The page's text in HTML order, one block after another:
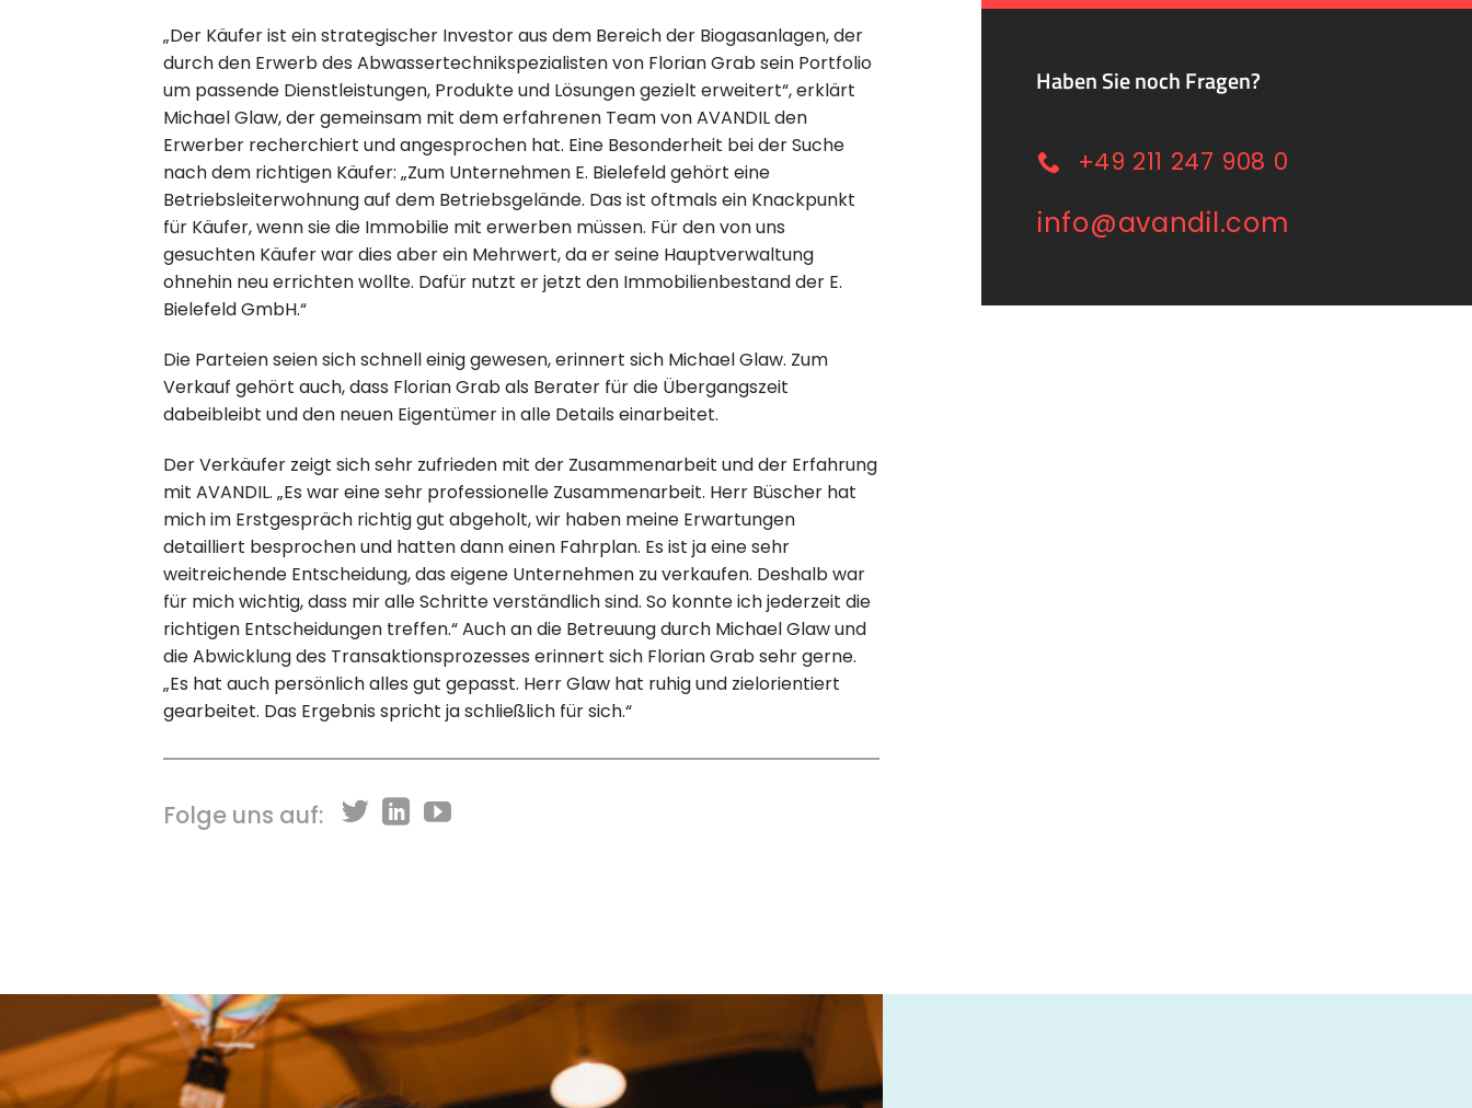
„Der Käufer ist ein strategischer Investor aus dem Bereich der Biogasanlagen, der
durch den Erwerb des Abwassertechnikspezialisten von Florian Grab sein Portfolio
um passende Dienstleistungen, Produkte und Lösungen gezielt erweitert“, erklärt
Michael Glaw, der gemeinsam mit dem erfahrenen Team von AVANDIL den
Erwerber recherchiert und angesprochen hat. Eine Besonderheit bei der Suche
nach dem richtigen Käufer: „Zum Unternehmen E. Bielefeld gehört eine
Betriebsleiterwohnung auf dem Betriebsgelände. Das ist oftmals ein Knackpunkt
für Käufer, wenn sie die Immobilie mit erwerben müssen. Für den von uns
gesuchten Käufer war dies aber ein Mehrwert, da er seine Hauptverwaltung
ohnehin neu errichten wollte. Dafür nutzt er jetzt den Immobilienbestand der E.
Bielefeld GmbH.“
Die Parteien seien sich schnell einig gewesen, erinnert sich Michael Glaw. Zum
Verkauf gehört auch, dass Florian Grab als Berater für die Übergangszeit
dabeibleibt und den neuen Eigentümer in alle Details einarbeitet.
Der Verkäufer zeigt sich sehr zufrieden mit der Zusammenarbeit und der Erfahrung
mit AVANDIL. „Es war eine sehr professionelle Zusammenarbeit. Herr Büscher hat
mich im Erstgespräch richtig gut abgeholt, wir haben meine Erwartungen
detailliert besprochen und hatten dann einen Fahrplan. Es ist ja eine sehr
weitreichende Entscheidung, das eigene Unternehmen zu verkaufen. Deshalb war
für mich wichtig, dass mir alle Schritte verständlich sind. So konnte ich jederzeit die
richtigen Entscheidungen treffen.“ Auch an die Betreuung durch Michael Glaw und
die Abwicklung des Transaktionsprozesses erinnert sich Florian Grab sehr gerne.
„Es hat auch persönlich alles gut gepasst. Herr Glaw hat ruhig und zielorientiert
gearbeitet. Das Ergebnis spricht ja schließlich für sich.“
Folge uns auf:
Haben Sie noch Fragen?
+49 211 247 908 0
info@avandil.com